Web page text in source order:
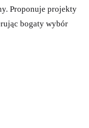
Proponuje projekty
bogaty wybór